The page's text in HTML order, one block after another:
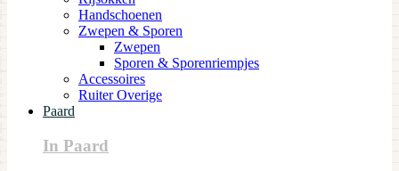
Handschoenen
Zwepen & Sporen
Zwepen
Sporen & Sporenriempjes
Accessoires
Ruiter Overige
Paard
In Paard